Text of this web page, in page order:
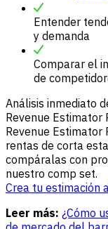
Entender
y demanda
Comparar el
de
Análisis inmediato
Revenue Estimator
Revenue Estimator
rentas de corta
compáralas con
nuestro comp set.
Crea tu estimación
Leer más: ¿Cómo